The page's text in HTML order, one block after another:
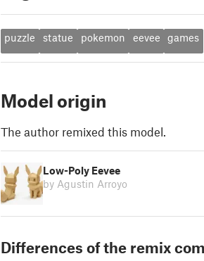
puzzle statue pokemon eevee games
Model origin
The author remixed this model.
Low-Poly Eevee
by Agustin Arroyo
Differences of the remix